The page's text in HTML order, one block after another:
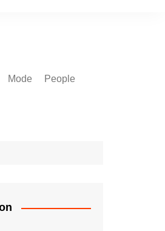
Mode People